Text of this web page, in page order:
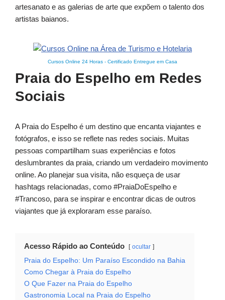
artesanato e as galerias de arte que expõem o talento dos
artistas baianos.
Cursos Online 24 Horas - Certificado Entregue em Casa
Praia do Espelho em Redes
Sociais
A Praia do Espelho é um destino que encanta viajantes e
fotógrafos, e isso se reflete nas redes sociais. Muitas
pessoas compartilham suas experiências e fotos
deslumbrantes da praia, criando um verdadeiro movimento
online. Ao planejar sua visita, não esqueça de usar
hashtags relacionadas, como #PraiaDoEspelho e
#Trancoso, para se inspirar e encontrar dicas de outros
viajantes que já exploraram esse paraíso.
Acesso Rápido ao Conteúdo ocultar
Praia do Espelho: Um Paraíso Escondido na Bahia
Como Chegar à Praia do Espelho
O Que Fazer na Praia do Espelho
Gastronomia Local na Praia do Espelho